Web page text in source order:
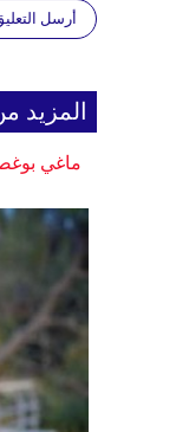
أرسل
المزيد
ماغي